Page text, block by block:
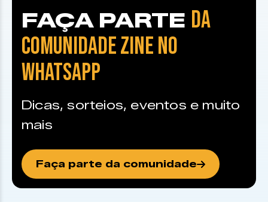
FAÇA PARTE DA
COMUNIDADE ZINE NO
WHATSAPP
Dicas, sorteios, eventos e muito
mais
Faça parte da comunidade